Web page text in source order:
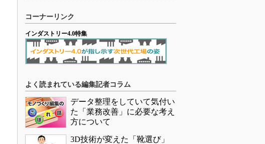
コーナーリンク
インダストリー4.0特集
よく読まれている編集記者コラム
データ整理をしていて気付い
た「業務改善」に必要な考え
方について
3D技術が変えた「靴選び」